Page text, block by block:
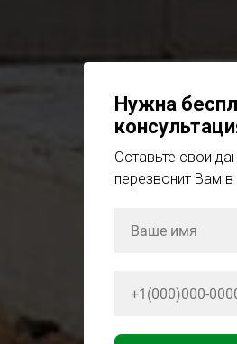
Нужна
Оставьте свои
перезвонит Вам в